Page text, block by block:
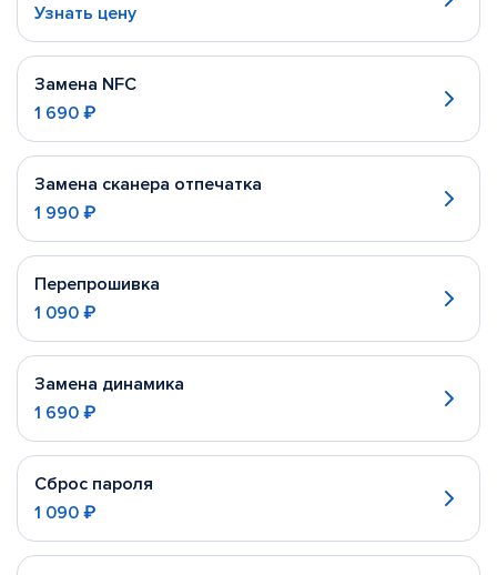
Узнать цену
Замена NFC
1 690 ₽
Замена сканера отпечатка
1 990 ₽
Перепрошивка
1 090 ₽
Замена динамика
1 690 ₽
Сброс пароля
1 090 ₽